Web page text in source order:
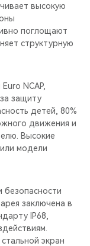
высокую
поглощают
структурную
NCAP,
защиту
детей, 80%
движения и
Высокие
модели
заключена в
IP68,
экран